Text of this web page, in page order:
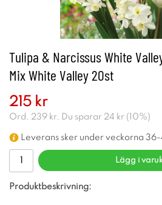
Tulipa & Narcissus White
Mix White Valley 20st
215 kr
Ord. 239 kr. Du sparar 24 kr ( 10%)
Leverans sker under veckorna 36-
Lägg i
Produktbeskrivning: